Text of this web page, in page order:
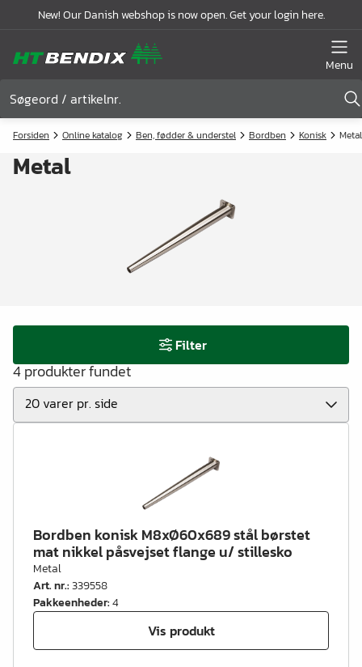
New! Our Danish webshop is now open. Get your login here.
Menu
Forsiden Online katalog Ben, fødder & understel Bordben Konisk Metal
Metal
Filter
4 produkter fundet
Bordben konisk M8xØ60x689 stål børstet
mat nikkel påsvejset flange u/ stillesko
Metal
Art. nr.:339558
Pakkeenheder:4
Vis produkt